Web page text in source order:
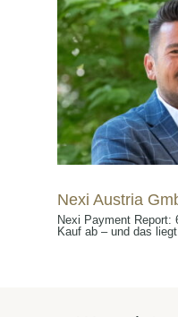
Nexi Payment Report:
Kauf ab – und das
Nexi Austria